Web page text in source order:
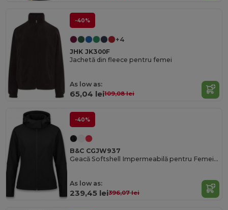
-40%
+4
JHK JK300F
Jachetă din fleece pentru femei
As low as:
65,04 lei109,08 lei
-40%
B&C CGJW937
Geacă Softshell Impermeabilă pentru Femei cu Glugă Detasabilă
As low as:
239,45 lei396,07 lei